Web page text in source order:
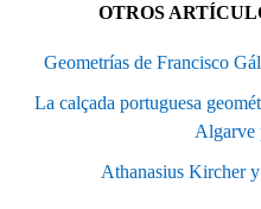
OTROS
Geometrías de Francisco
La calçada portuguesa
Algarve
Athanasius Kircher